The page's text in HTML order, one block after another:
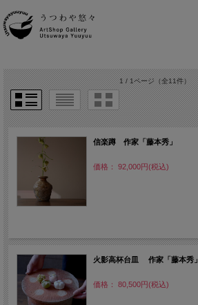
1 / 1ページ（全11件）
信楽蹲 作家「藤本秀」
価格： 92,000円(税込)
火影高杯台皿 作家「藤本秀」
価格： 80,500円(税込)